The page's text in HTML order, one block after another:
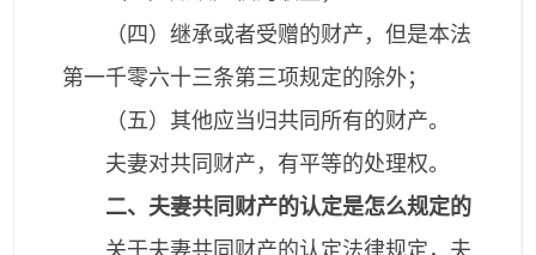
（四）继承或者受赠的财产，但是本法
第一千零六十三条第三项规定的除外；
（五）其他应当归共同所有的财产。
夫妻对共同财产，有平等的处理权。
二、夫妻共同财产的认定是怎么规定的
关于夫妻共同财产的认定法律规定，夫